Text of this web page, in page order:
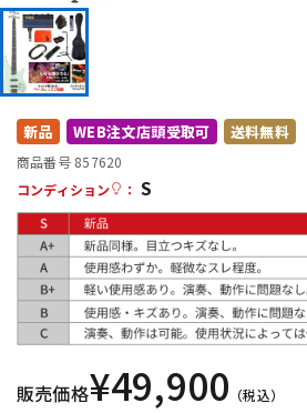
配信/ライブ機器
中古
新品 WEB注文店頭受取可 送料無料
商品番号 857620
コンディション
： S
販売価格¥49,900 （税込）